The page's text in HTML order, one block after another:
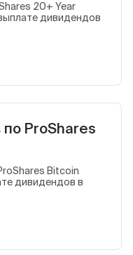
20+ Year
дивидендов
ProShares
Bitcoin
дивидендов в